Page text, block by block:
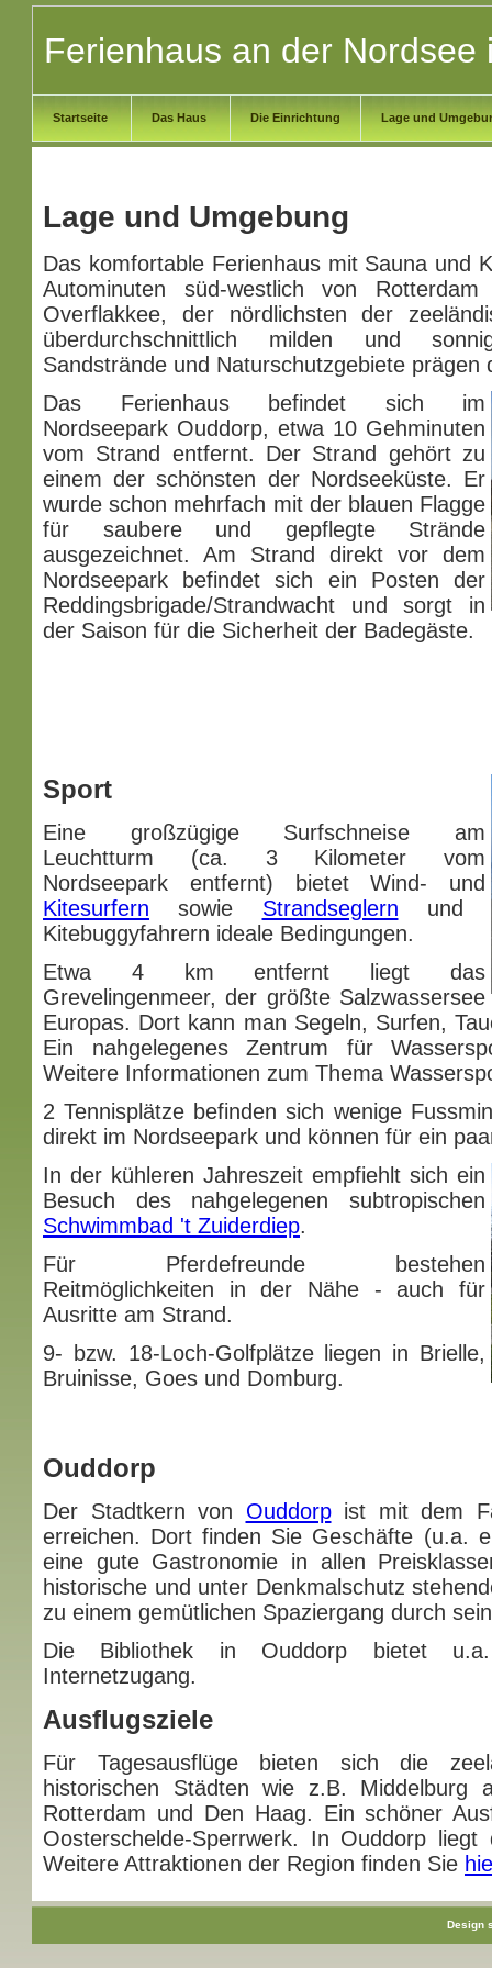
Ferienhaus an der Nordsee
Startseite Das Haus Die Einrichtung Lage und
Lage und Umgebung
Das komfortable Ferienhaus mit Sauna und
Autominuten süd-westlich von
Overflakkee, der nördlichsten der
überdurchschnittlich milden und
Sandstrände und Naturschutzgebiete prägen
Das Ferienhaus befindet sich im
Nordseepark Ouddorp, etwa 10 Gehminuten
vom Strand entfernt. Der Strand gehört zu
einem der schönsten der Nordseeküste. Er
wurde schon mehrfach mit der blauen Flagge
für saubere und gepflegte Strände
ausgezeichnet. Am Strand direkt vor dem
Nordseepark befindet sich ein Posten der
Reddingsbrigade/Strandwacht und sorgt in
der Saison für die Sicherheit der Badegäste.
Sport
Eine großzügige Surfschneise am
Leuchtturm (ca. 3 Kilometer vom
Nordseepark entfernt) bietet Wind- und
Kitesurfern sowie Strandseglern und
Kitebuggyfahrern ideale Bedingungen.
Etwa 4 km entfernt liegt das
Grevelingenmeer, der größte Salzwassersee
Europas. Dort kann man Segeln, Surfen,
Ein nahgelegenes Zentrum für
Weitere Informationen zum Thema
2 Tennisplätze befinden sich wenige
direkt im Nordseepark und können für ein
In der kühleren Jahreszeit empfiehlt sich ein
Besuch des nahgelegenen subtropischen
Schwimmbad 't Zuiderdiep.
Für Pferdefreunde bestehen
Reitmöglichkeiten in der Nähe - auch für
Ausritte am Strand.
9- bzw. 18-Loch-Golfplätze liegen in Brielle,
Bruinisse, Goes und Domburg.
Ouddorp
Der Stadtkern von Ouddorpist mit dem
erreichen. Dort finden Sie Geschäfte (u.a.
eine gute Gastronomie in allen
historische und unter Denkmalschutz
zu einem gemütlichen Spaziergang durch
Die Bibliothek in Ouddorp bietet
Internetzugang.
Ausflugsziele
Für Tagesausflüge bieten sich die
historischen Städten wie z.B. Middelburg
Rotterdam und Den Haag. Ein schöner
Oosterschelde-Sperrwerk. In Ouddorp liegt
Weitere Attraktionen der Region finden Sie
Design